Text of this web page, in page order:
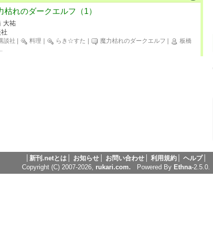
枯れのダークエルフ（1）
大祐
談社 料理 らき☆すた 魔力枯れのダークエルフ
板橋
新刊.netとは お知らせ お問い合わせ 利用規約
ヘルプ
Copyright (C) 2007-2026, rukari.com. Powered By Ethna-2.5.0.